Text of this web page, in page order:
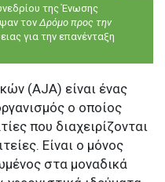
της Ένωσης
τονΔρόμο προς την
για την επανένταξη
(AJA) είναι ένας
ο οποίος
που διαχειρίζονται
Είναι ο μόνος
στα μοναδικά